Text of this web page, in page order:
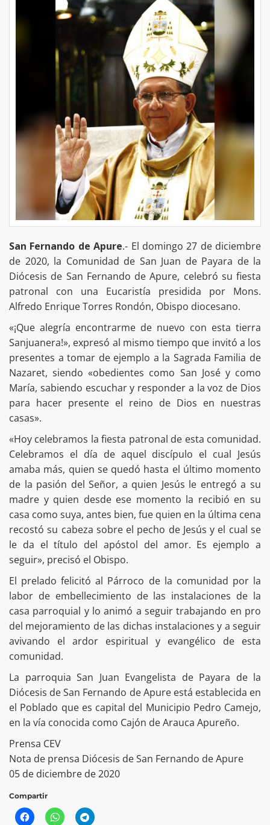
San Fernando de Apure.- El domingo 27 de diciembre
de 2020, la Comunidad de San Juan de Payara de la
Diócesis de San Fernando de Apure, celebró su fiesta
patronal con una Eucaristía presidida por Mons.
Alfredo Enrique Torres Rondón, Obispo diocesano.
«¡Que alegría encontrarme de nuevo con esta tierra
Sanjuanera!», expresó al mismo tiempo que invitó a los
presentes a tomar de ejemplo a la Sagrada Familia de
Nazaret, siendo «obedientes como San José y como
María, sabiendo escuchar y responder a la voz de Dios
para hacer presente el reino de Dios en nuestras
casas».
«Hoy celebramos la fiesta patronal de esta comunidad.
Celebramos el día de aquel discípulo el cual Jesús
amaba más, quien se quedó hasta el último momento
de la pasión del Señor, a quien Jesús le entregó a su
madre y quien desde ese momento la recibió en su
casa como suya, antes bien, fue quien en la última cena
recostó su cabeza sobre el pecho de Jesús y el cual se
le da el título del apóstol del amor. Es ejemplo a
seguir», precisó el Obispo.
El prelado felicitó al Párroco de la comunidad por la
labor de embellecimiento de las instalaciones de la
casa parroquial y lo animó a seguir trabajando en pro
del mejoramiento de las dichas instalaciones y a seguir
avivando el ardor espiritual y evangélico de esta
comunidad.
La parroquia San Juan Evangelista de Payara de la
Diócesis de San Fernando de Apure está establecida en
el Poblado que es capital del Municipio Pedro Camejo,
en la vía conocida como Cajón de Arauca Apureño.
Prensa CEV
Nota de prensa Diócesis de San Fernando de Apure
05 de diciembre de 2020
Compartir